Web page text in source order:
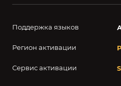
Поддержка языков
Регион активации
Сервис активации